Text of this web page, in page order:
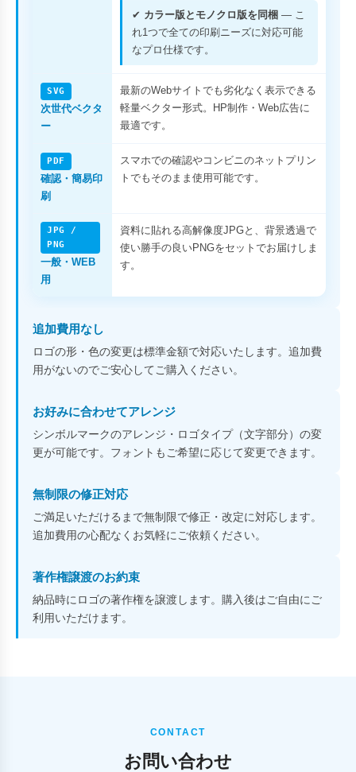
✔ カラー版とモノクロ版を同梱 — こ
れ1つで全ての印刷ニーズに対応可能
なプロ仕様です。
SVG
次世代ベクタ
ー
最新のWebサイトでも劣化なく表示できる
軽量ベクター形式。HP制作・Web広告に
最適です。
PDF
確認・簡易印
刷
スマホでの確認やコンビニのネットプリン
トでもそのまま使用可能です。
JPG /
PNG
一般・WEB
用
資料に貼れる高解像度JPGと、背景透過で
使い勝手の良いPNGをセットでお届けしま
す。
追加費用なし
ロゴの形・色の変更は標準金額で対応いたします。追加費
用がないのでご安心してご購入ください。
お好みに合わせてアレンジ
シンボルマークのアレンジ・ロゴタイプ（文字部分）の変
更が可能です。フォントもご希望に応じて変更できます。
無制限の修正対応
ご満足いただけるまで無制限で修正・改定に対応します。
追加費用の心配なくお気軽にご依頼ください。
著作権譲渡のお約束
納品時にロゴの著作権を譲渡します。購入後はご自由にご
利用いただけます。
CONTACT
お問い合わせ